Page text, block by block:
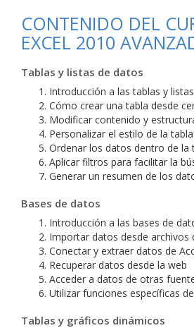
CONTENIDO DEL
EXCEL 2010
Tablas y listas de datos
Introducción a las tablas y listas
Cómo crear una tabla desde
Modificar contenido y
Personalizar el estilo de la tabla
Ordenar los datos dentro de la
Aplicar filtros para facilitar la
Generar un resumen de los
Bases de datos
Introducción a las bases de
Importar datos desde archivos
Conectar y extraer datos de
Recuperar datos desde la web
Acceder a datos de otras
Utilizar funciones específicas
Tablas y gráficos dinámicos